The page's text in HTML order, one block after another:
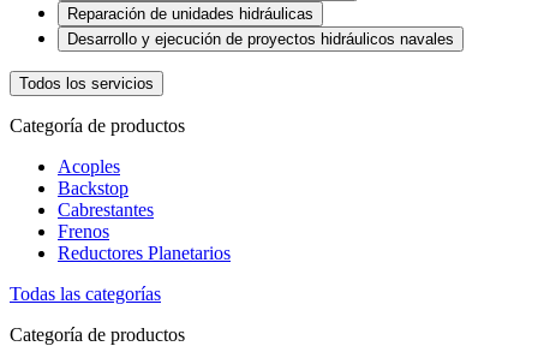
Reparación de unidades hidráulicas
Desarrollo y ejecución de proyectos hidráulicos navales
Todos los servicios
Categoría de productos
Acoples
Backstop
Cabrestantes
Frenos
Reductores Planetarios
Todas las categorías
Categoría de productos